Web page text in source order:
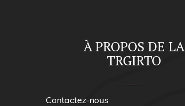
À PROPOS DE LA
TRGIRTO
Contactez-nous